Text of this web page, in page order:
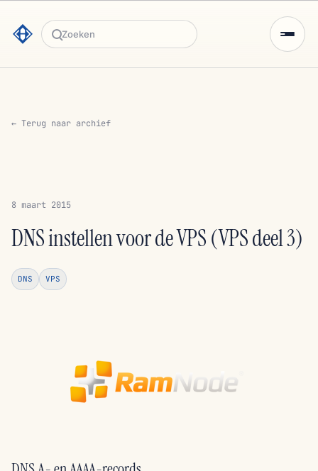
Zoeken
← Terug naar archief
8 maart 2015
DNS instellen voor de VPS (VPS deel 3)
DNS VPS